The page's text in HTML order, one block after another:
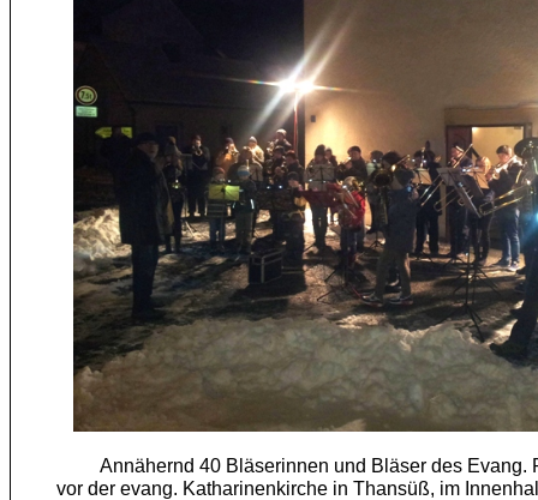
Annähernd 40 Bläserinnen und Bläser des Evang.
vor der evang. Katharinenkirchein Thansüß, im